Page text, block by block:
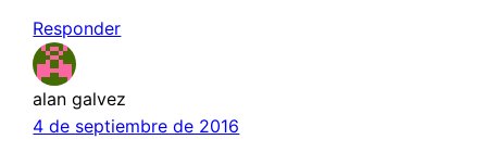
Responder
alan galvez
4 de septiembre de 2016